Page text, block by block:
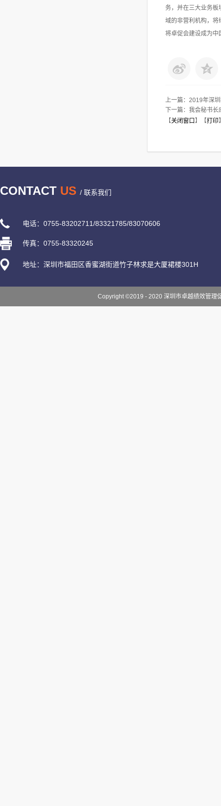
务，并在三大业务板
域的非营利机构，将
将卓促会建设成为中
上一篇： 2019年深
下一篇： 我会秘书长
【关闭窗口 】【打印
CONTACT US / 联系我们
电话：0755-83202711/83321785/83070606
传真：0755-83320245
地址：深圳市福田区香蜜湖街道竹子林求是大厦裙楼301H
Copyright ©2019 - 2020 深圳市卓越绩效管理